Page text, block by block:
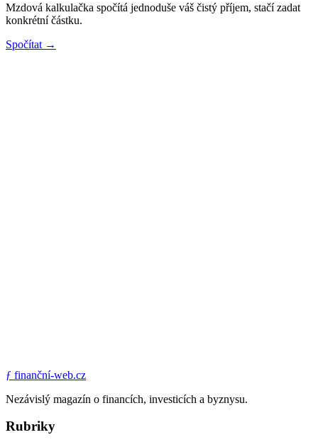
Mzdová kalkulačka spočítá jednoduše váš čistý příjem, stačí zadat
konkrétní částku.
Spočítat →
ƒ finanční-web.cz
Nezávislý magazín o financích, investicích a byznysu.
Rubriky